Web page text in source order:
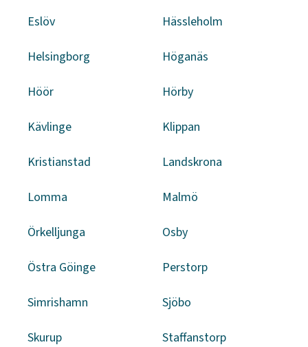
Eslöv Hässleholm
Helsingborg Höganäs
Höör Hörby
Kävlinge Klippan
Kristianstad Landskrona
Lomma Malmö
Örkelljunga Osby
Östra Göinge Perstorp
Simrishamn Sjöbo
Skurup Staffanstorp